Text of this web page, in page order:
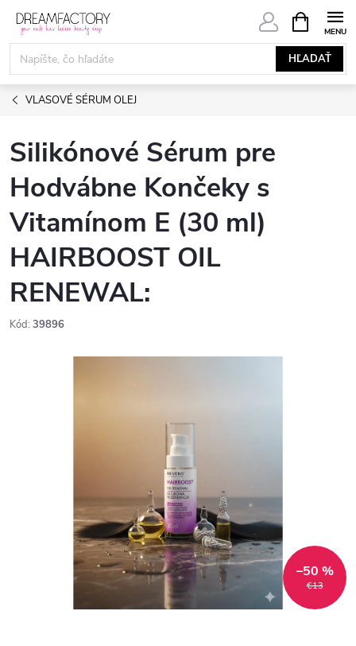
Prejsť
obsah
HĽADAŤ
KOŠÍK
VLASOVÉ SÉRUM OLEJ
Silikónové Sérum pre
Hodvábne Končeky s
Vitamínom E (30 ml)
HAIRBOOST OIL
RENEWAL:
Kód: 39896
€13
–50 %